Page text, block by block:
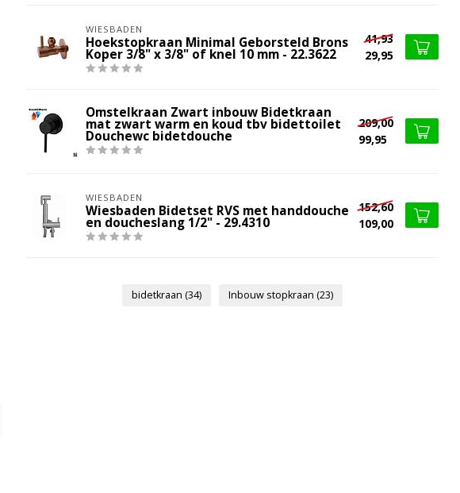
WIESBADEN
Hoekstopkraan Minimal Geborsteld Brons
Koper 3/8" x 3/8" of knel 10 mm - 22.3622
41,93
29,95
Omstelkraan Zwart inbouw Bidetkraan
mat zwart warm en koud tbv bidettoilet
Douchewc bidetdouche
209,00
99,95
WIESBADEN
Wiesbaden Bidetset RVS met handdouche
en doucheslang 1/2" - 29.4310
152,60
109,00
bidetkraan (34) Inbouw stopkraan (23)